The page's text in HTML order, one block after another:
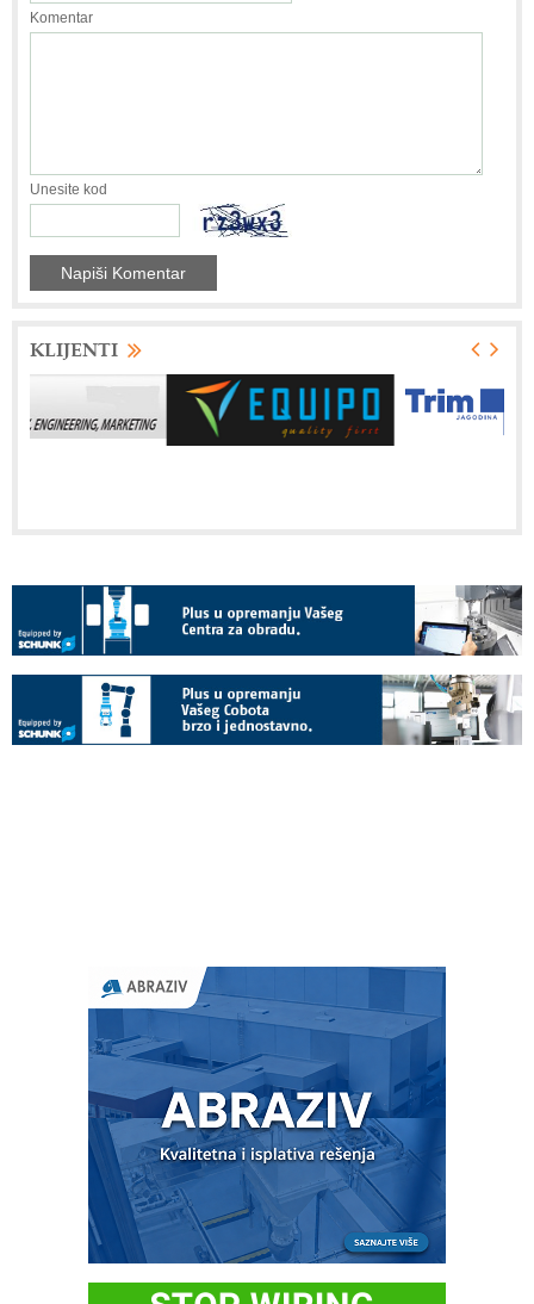
Komentar
Unesite kod
KLIJENTI